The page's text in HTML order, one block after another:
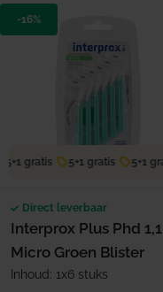
-16%
5+1 gratis 5+1 gratis 5+1
Direct leverbaar
Interprox Plus Phd 1,1
Micro Groen Blister
Inhoud: 1x6 stuks